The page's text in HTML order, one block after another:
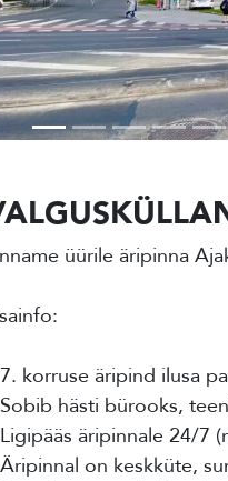
üürile äripinna
korruse äripind ilusa
hästi bürooks,
äripinnale 24/7
on keskküte,